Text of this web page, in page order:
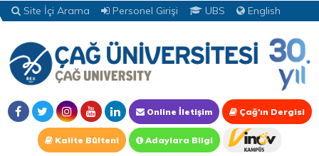
Site İçi Arama Personel Girişi UBS English
Online İletişim Çağ'ın Dergisi
Kalite Bülteni Adaylara Bilgi